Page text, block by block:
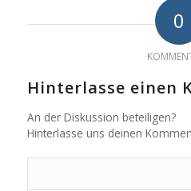
0
Hinterlasse einen
An der Diskussion beteiligen?
Hinterlasse uns deinen